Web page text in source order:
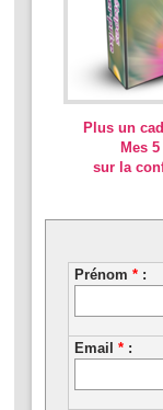
Plus un
Mes
sur la
Prénom * :
Email * :